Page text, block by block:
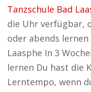
Tanzschule Bad
die Uhr verfügbar,
oder abends
Laasphe In 3
lernen Du hast die
Lerntempo, wenn